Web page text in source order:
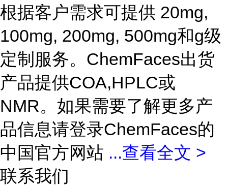
根据客户需求可提供 20mg,
100mg, 200mg, 500mg和g级
定制服务。ChemFaces出货
产品提供COA,HPLC或
NMR。如果需要了解更多产
品信息请登录ChemFaces的
中国官方网站 ...查看全文 >
联系我们